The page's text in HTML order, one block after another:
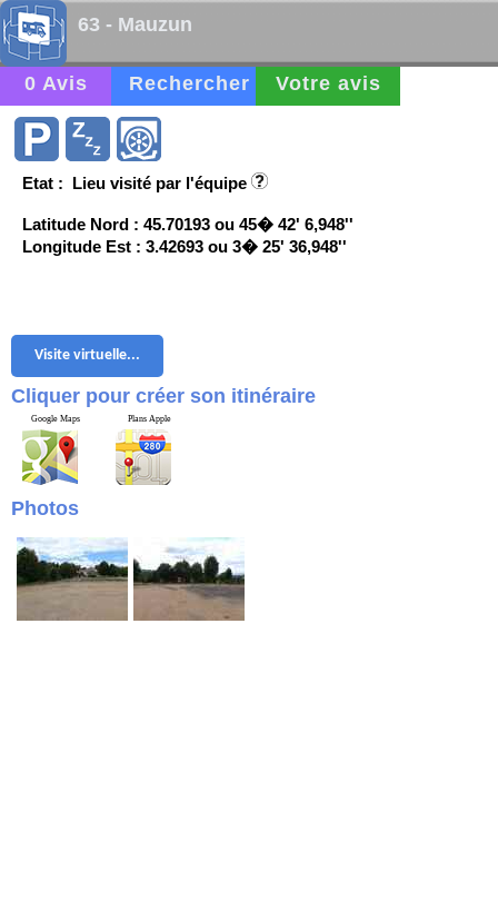
63 - Mauzun
0 Avis Rechercher Votre avis
Etat : Lieu visité par l'équipe
Latitude Nord : 45.70193 ou 45� 42' 6,948''
Longitude Est : 3.42693 ou 3� 25' 36,948''
Visite virtuelle...
Cliquer pour créer son itinéraire
Google Maps Plans Apple
Photos